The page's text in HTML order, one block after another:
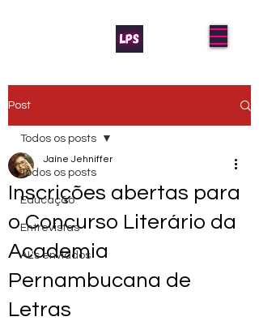
Post
Todos os posts
Educação
Entrevistas
AL's enviados
Todos os posts
Inscrições abertas para
o Concurso Literário da
Academia
Pernambucana de
Letras
Jaíne Jehniffer